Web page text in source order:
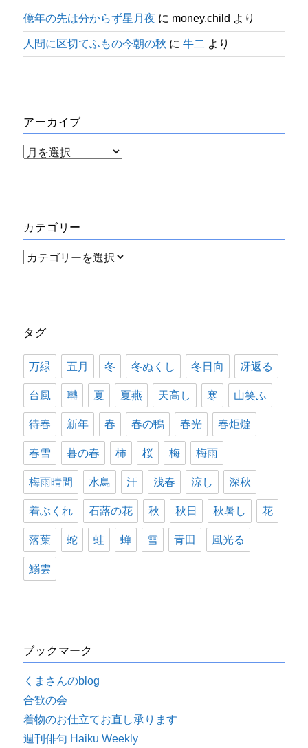
億年の先は分からず星月夜 に money.child より
人間に区切てふもの今朝の秋 に牛二 より
アーカイブ
ア
ブ
カテゴリー
カ
ー
タグ
万緑 五月 冬 冬ぬくし 冬日向 冴返る
台風 囀 夏 夏燕 天高し 寒 山笑ふ
待春 新年 春 春の鴨 春光 春炬燵
春雪 暮の春 柿 桜 梅 梅雨
梅雨晴間 水鳥 汗 浅春 涼し 深秋
着ぶくれ 石蕗の花 秋 秋日 秋暑し 花
落葉 蛇 蛙 蝉 雪 青田 風光る
鰯雲
ブックマーク
くまさんのblog
合歓の会
着物のお仕立てお直し承ります
週刊俳句 Haiku Weekly